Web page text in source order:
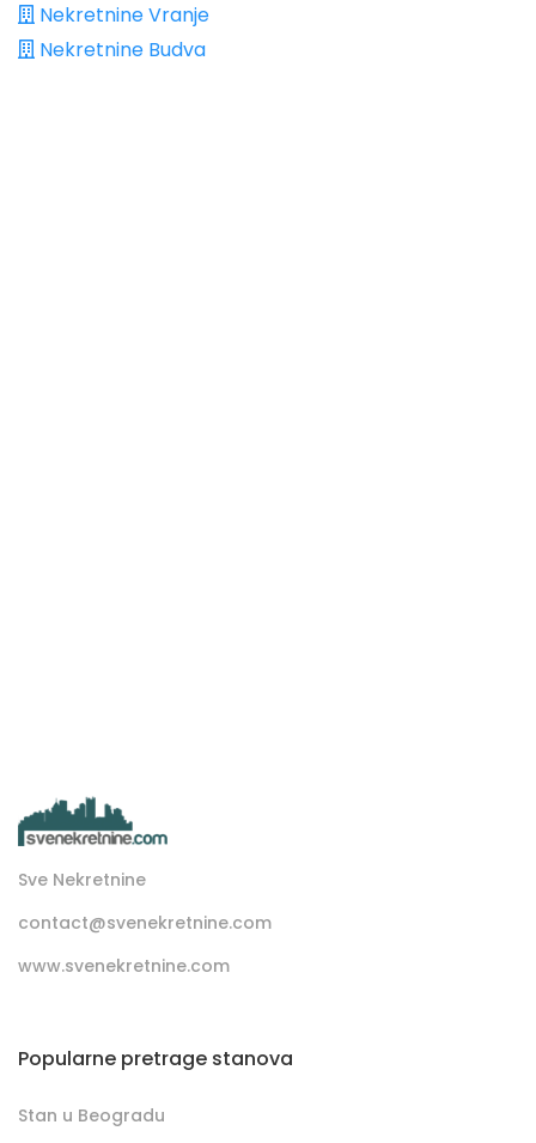
Nekretnine Vranje
Nekretnine Budva
Sve Nekretnine
contact@svenekretnine.com
www.svenekretnine.com
Popularne pretrage stanova
Stan u Beogradu